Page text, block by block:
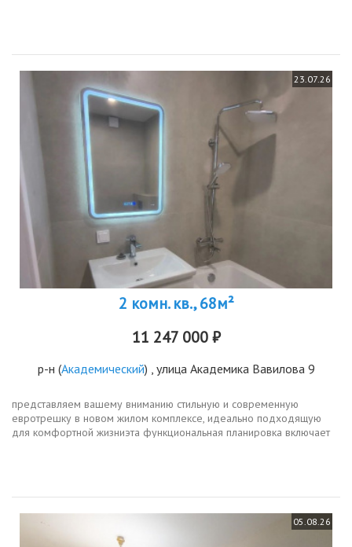
23.07.26
2 комн. кв., 68м²
11 247 000 ₽
р-н (Академический) , улица Академика Вавилова 9
представляем вашему вниманию стильную и современную
евротрешку в новом жилом комплексе, идеально подходящую
для комфортной жизниэта функциональная планировка включает
05.08.26